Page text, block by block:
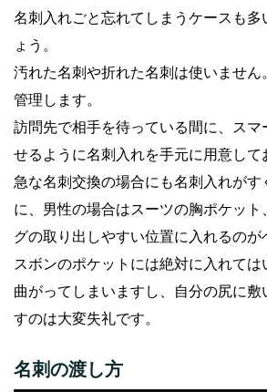
名刺入れごと忘れてしまうケースも多
ょう。
汚れた名刺や折れた名刺は使いませ
管理します。
訪問先で相手を待っている間に、スマ
せるように名刺入れを手元に用意して
急な名刺交換の場合にも名刺入れがす
に、男性の場合はスーツの胸ポケット
グの取り出しやすい位置に入れるのが
スボンのポケットには絶対に入れて
曲がってしまいますし、自分の尻に
すのは大変失礼です。
名刺の渡し方